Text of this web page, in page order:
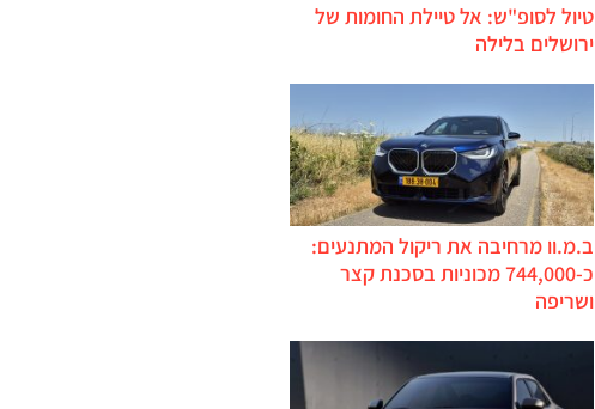
טיול לסופ"ש: אל טיילת החומות של
ירושלים בלילה
ב.מ.וו מרחיבה את ריקול המתנעים:
כ-744,000 מכוניות בסכנת קצר
ושריפה